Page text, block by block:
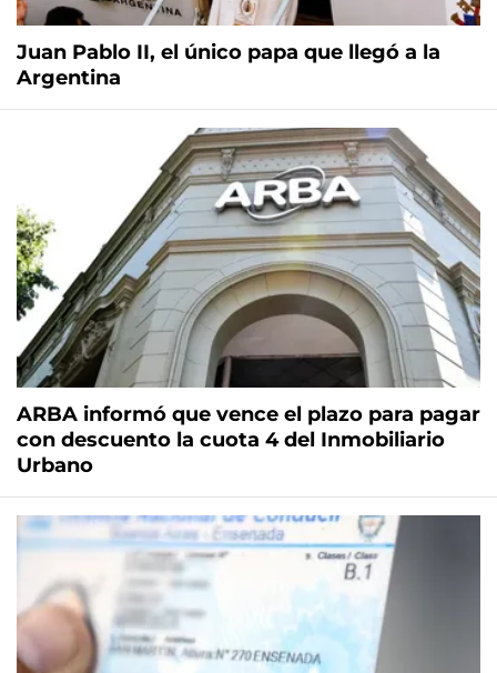
Juan Pablo II, el único papa que llegó a la
Argentina
ARBA informó que vence el plazo para pagar
con descuento la cuota 4 del Inmobiliario
Urbano